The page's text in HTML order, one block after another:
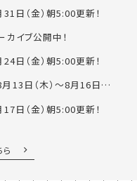
31日（金）朝5:00更新！
カイブ公開中！
24日（金）朝5:00更新！
夏季休業のご案内（8月13日（木）～8月16日（日））
17日（金）朝5:00更新！